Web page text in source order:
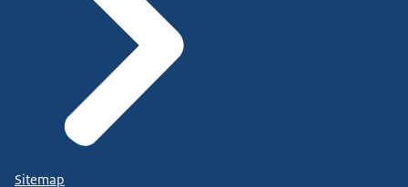
Sitemap